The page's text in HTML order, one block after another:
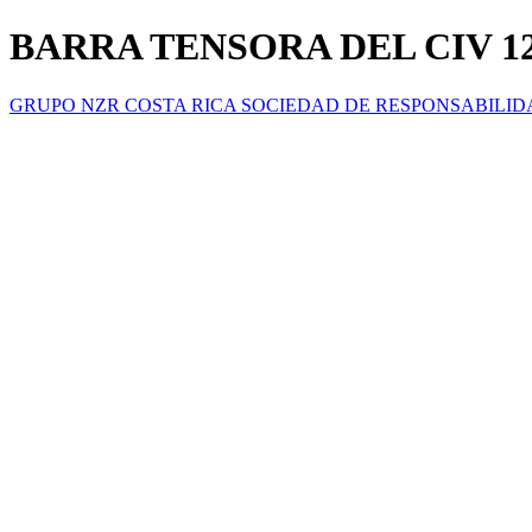
BARRA TENSORA DEL CIV
GRUPO NZR COSTA RICA SOCIEDAD DE